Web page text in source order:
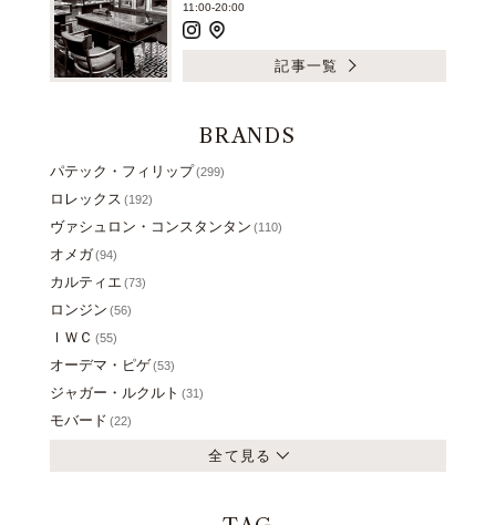
11:00-20:00
記事一覧
BRANDS
パテック・フィリップ(299)
ロレックス (192)
ヴァシュロン・コンスタンタン (110)
オメガ(94)
カルティエ (73)
ロンジン (56)
ＩＷＣ (55)
オーデマ・ピゲ(53)
ジャガー・ルクルト (31)
モバード (22)
全て見る